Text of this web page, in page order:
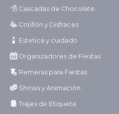
Cascadas de Chocolate
Cotillón y Disfraces
Estetica y cuidado
Organizadores de Fiestas
Remeras para Fiestas
Shows y Animación
Trajes de Etiqueta